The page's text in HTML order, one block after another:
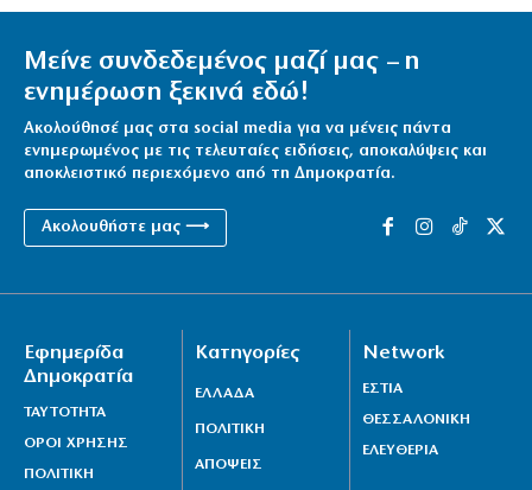
Μείνε συνδεδεμένος μαζί μας – η
ενημέρωση ξεκινά εδώ!
Ακολούθησέ μας στα social media για να μένεις πάντα
ενημερωμένος με τις τελευταίες ειδήσεις, αποκαλύψεις και
αποκλειστικό περιεχόμενο από τη Δημοκρατία.
Ακολουθήστε μας ⟶
Εφημερίδα
Δημοκρατία
ΤΑΥΤΟΤΗΤΑ
ΟΡΟΙ ΧΡΗΣΗΣ
ΠΟΛΙΤΙΚΗ
Κατηγορίες
ΕΛΛΑΔΑ
ΠΟΛΙΤΙΚΗ
ΑΠΟΨΕΙΣ
Network
ΕΣΤΙΑ
ΘΕΣΣΑΛΟΝΙΚΗ
ΕΛΕΥΘΕΡΙΑ